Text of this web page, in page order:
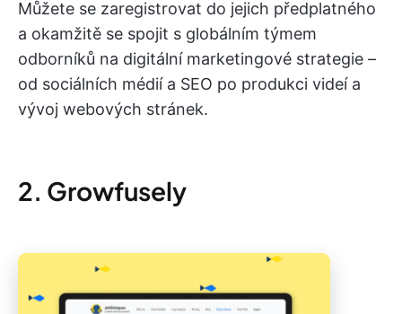
Můžete se zaregistrovat do jejich předplatného
a okamžitě se spojit s globálním týmem
odborníků na digitální marketingové strategie –
od sociálních médií a SEO po produkci videí a
vývoj webových stránek.
2. Growfusely